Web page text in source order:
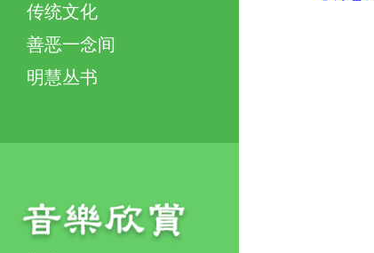
传统文化
善恶一念间
明慧丛书